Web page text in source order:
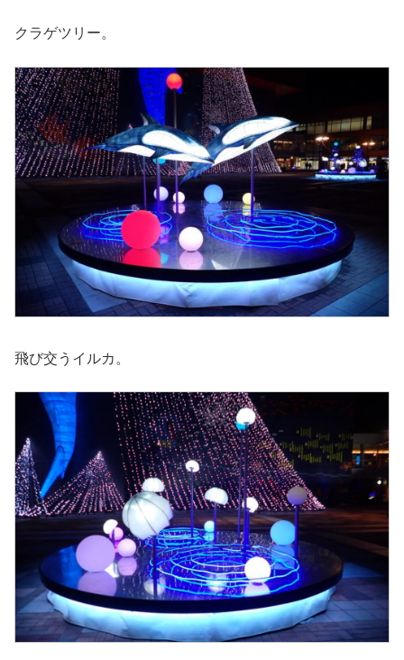
クラゲツリー。
飛び交うイルカ。